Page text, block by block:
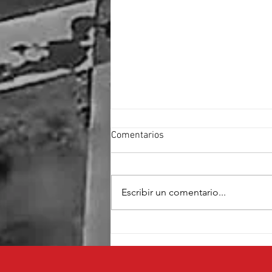
Comentarios
Escribir un comentario...